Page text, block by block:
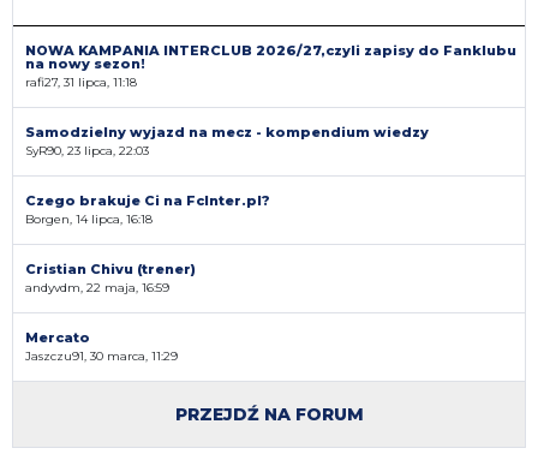
NOWA KAMPANIA INTERCLUB 2026/27,czyli zapisy do Fanklubu
na nowy sezon!
rafi27, 31 lipca, 11:18
Samodzielny wyjazd na mecz - kompendium wiedzy
SyR90, 23 lipca, 22:03
Czego brakuje Ci na FcInter.pl?
Borgen, 14 lipca, 16:18
Cristian Chivu (trener)
andyvdm, 22 maja, 16:59
Mercato
Jaszczu91, 30 marca, 11:29
PRZEJDŹ NA FORUM